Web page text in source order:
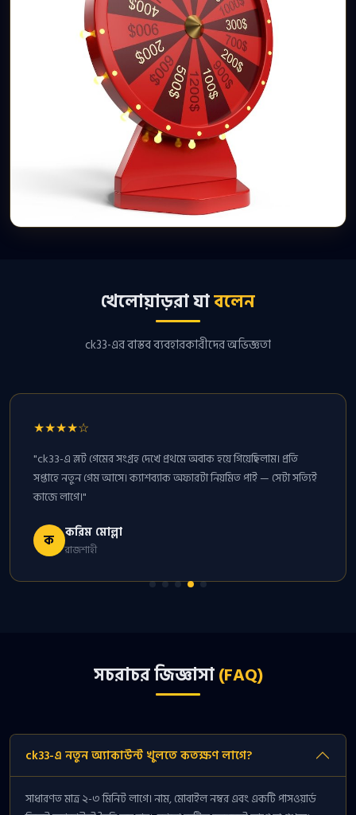
খেলোয়াড়রা যাবলেন
ck33-এর বাস্তব ব্যবহারকারীদের অভিজ্ঞতা
★★★★☆
"ck33-এ স্লট গেমের সংগ্রহ দেখে প্রথমে অবাক হয়ে গিয়েছিলাম। প্রতি
সপ্তাহে নতুন গেম আসে। ক্যাশব্যাক অফারটা নিয়মিত পাই — সেটা সত্যিই
কাজে লাগে।"
ক করিম মোল্লা
রাজশাহী
সচরাচর জিজ্ঞাসা(FAQ)
ck33-এ নতুন অ্যাকাউন্ট খুলতে কতক্ষণ লাগে?
সাধারণত মাত্র ২-৩ মিনিট লাগে। নাম, মোবাইল নম্বর এবং একটি পাসওয়ার্ড